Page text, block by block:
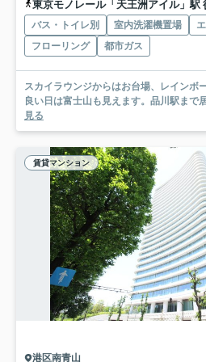
東京モノレール「天王洲アイル」駅
バス・トイレ別 室内洗濯機置場
フローリング
都市ガス
スカイラウンジからはお台場、レインボ
良い日は富士山も見えます。品川駅まで
見る
賃貸マンション
港区南青山